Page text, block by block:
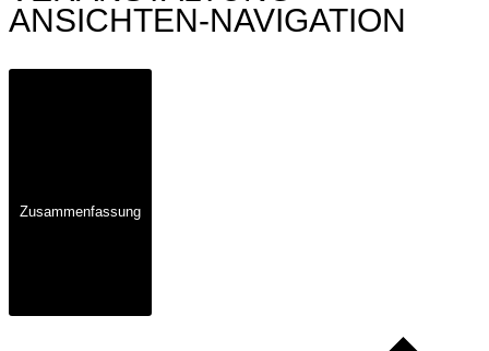
ANSICHTEN-NAVIGATION
Zusammenfassung